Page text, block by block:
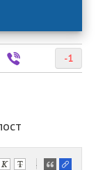
-1
-